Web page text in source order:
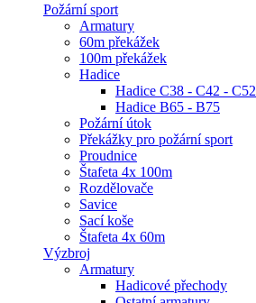
Požární sport
Armatury
60m překážek
100m překážek
Hadice
Hadice C38 - C42 - C52
Hadice B65 - B75
Požární útok
Překážky pro požární sport
Proudnice
Štafeta 4x 100m
Rozdělovače
Savice
Sací koše
Štafeta 4x 60m
Výzbroj
Armatury
Hadicové přechody